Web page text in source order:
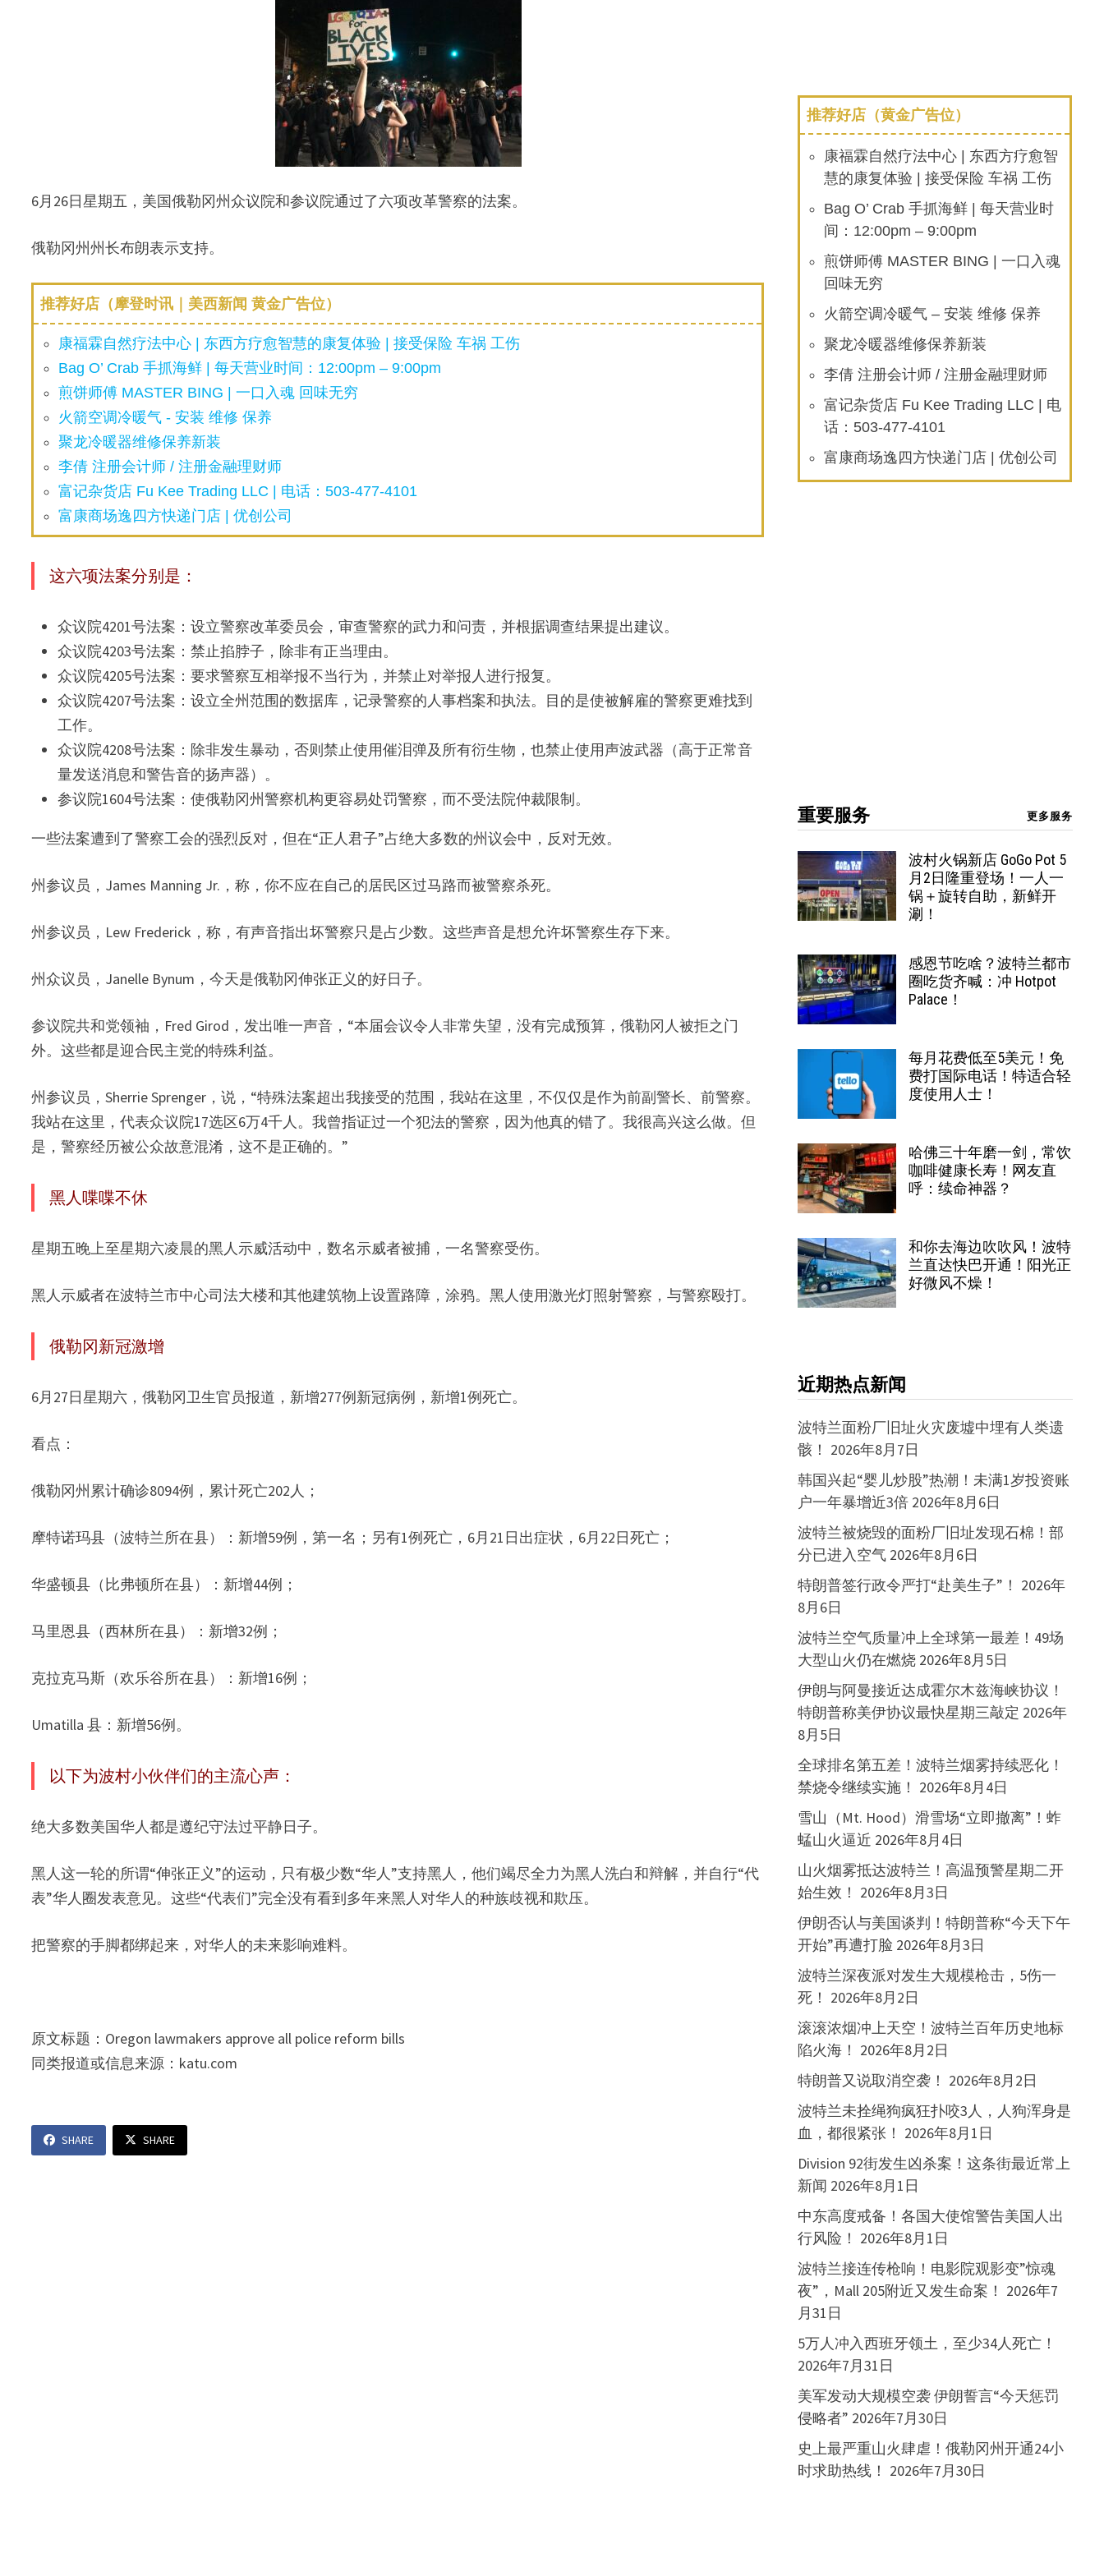
6月26日星期五，美国俄勒冈州众议院和参议院通过了六项改革警察的法案。
俄勒冈州州长布朗表示支持。
推荐好店（摩登时讯｜美西新闻 黄金广告位）
康福霖自然疗法中心 | 东西方疗愈智慧的康复体验 | 接受保险 车祸 工伤
Bag O’ Crab 手抓海鲜 | 每天营业时间：12:00pm – 9:00pm
煎饼师傅 MASTER BING | 一口入魂 回味无穷
火箭空调冷暖气 - 安装 维修 保养
聚龙冷暖器维修保养新装
李倩 注册会计师 / 注册金融理财师
富记杂货店 Fu Kee Trading LLC | 电话：503-477-4101
富康商场逸四方快递门店 | 优创公司
这六项法案分别是：
众议院4201号法案：设立警察改革委员会，审查警察的武力和问责，并根据调查结果提出建议。
众议院4203号法案：禁止掐脖子，除非有正当理由。
众议院4205号法案：要求警察互相举报不当行为，并禁止对举报人进行报复。
众议院4207号法案：设立全州范围的数据库，记录警察的人事档案和执法。目的是使被解雇的警察更难找到
工作。
众议院4208号法案：除非发生暴动，否则禁止使用催泪弹及所有衍生物，也禁止使用声波武器（高于正常音
量发送消息和警告音的扬声器）。
参议院1604号法案：使俄勒冈州警察机构更容易处罚警察，而不受法院仲裁限制。
一些法案遭到了警察工会的强烈反对，但在“正人君子”占绝大多数的州议会中，反对无效。
州参议员，James Manning Jr.，称，你不应在自己的居民区过马路而被警察杀死。
州参议员，Lew Frederick，称，有声音指出坏警察只是占少数。这些声音是想允许坏警察生存下来。
州众议员，Janelle Bynum，今天是俄勒冈伸张正义的好日子。
参议院共和党领袖，Fred Girod，发出唯一声音，“本届会议令人非常失望，没有完成预算，俄勒冈人被拒之门
外。这些都是迎合民主党的特殊利益。
州参议员，Sherrie Sprenger，说，“特殊法案超出我接受的范围，我站在这里，不仅仅是作为前副警长、前警察。
我站在这里，代表众议院17选区6万4千人。我曾指证过一个犯法的警察，因为他真的错了。我很高兴这么做。但
是，警察经历被公众故意混淆，这不是正确的。”
黑人喋喋不休
星期五晚上至星期六凌晨的黑人示威活动中，数名示威者被捕，一名警察受伤。
黑人示威者在波特兰市中心司法大楼和其他建筑物上设置路障，涂鸦。黑人使用激光灯照射警察，与警察殴打。
俄勒冈新冠激增
6月27日星期六，俄勒冈卫生官员报道，新增277例新冠病例，新增1例死亡。
看点：
俄勒冈州累计确诊8094例，累计死亡202人；
摩特诺玛县（波特兰所在县）：新增59例，第一名；另有1例死亡，6月21日出症状，6月22日死亡；
华盛顿县（比弗顿所在县）：新增44例；
马里恩县（西林所在县）：新增32例；
克拉克马斯（欢乐谷所在县）：新增16例；
Umatilla 县：新增56例。
以下为波村小伙伴们的主流心声：
绝大多数美国华人都是遵纪守法过平静日子。
黑人这一轮的所谓“伸张正义”的运动，只有极少数“华人”支持黑人，他们竭尽全力为黑人洗白和辩解，并自行“代
表”华人圈发表意见。这些“代表们”完全没有看到多年来黑人对华人的种族歧视和欺压。
把警察的手脚都绑起来，对华人的未来影响难料。
原文标题：Oregon lawmakers approve all police reform bills
同类报道或信息来源：katu.com
SHARE SHARE
推荐好店（黄金广告位）
康福霖自然疗法中心 | 东西方疗愈智
慧的康复体验 | 接受保险 车祸 工伤
Bag O’ Crab 手抓海鲜 | 每天营业时
间：12:00pm – 9:00pm
煎饼师傅 MASTER BING | 一口入魂
回味无穷
火箭空调冷暖气 – 安装 维修 保养
聚龙冷暖器维修保养新装
李倩 注册会计师 / 注册金融理财师
富记杂货店 Fu Kee Trading LLC | 电
话：503-477-4101
富康商场逸四方快递门店 | 优创公司
重要服务 更多服务
波村火锅新店 GoGo Pot 5
月2日隆重登场！一人一
锅＋旋转自助，新鲜开
涮！
感恩节吃啥？波特兰都市
圈吃货齐喊：冲 Hotpot
Palace！
每月花费低至5美元！免
费打国际电话！特适合轻
度使用人士！
哈佛三十年磨一剑，常饮
咖啡健康长寿！网友直
呼：续命神器？
和你去海边吹吹风！波特
兰直达快巴开通！阳光正
好微风不燥！
近期热点新闻
波特兰面粉厂旧址火灾废墟中埋有人类遗
骸！ 2026年8月7日
韩国兴起“婴儿炒股”热潮！未满1岁投资账
户一年暴增近3倍 2026年8月6日
波特兰被烧毁的面粉厂旧址发现石棉！部
分已进入空气 2026年8月6日
特朗普签行政令严打“赴美生子”！ 2026年
8月6日
波特兰空气质量冲上全球第一最差！49场
大型山火仍在燃烧 2026年8月5日
伊朗与阿曼接近达成霍尔木兹海峡协议！
特朗普称美伊协议最快星期三敲定 2026年
8月5日
全球排名第五差！波特兰烟雾持续恶化！
禁烧令继续实施！ 2026年8月4日
雪山（Mt. Hood）滑雪场“立即撤离”！蚱
蜢山火逼近 2026年8月4日
山火烟雾抵达波特兰！高温预警星期二开
始生效！ 2026年8月3日
伊朗否认与美国谈判！特朗普称“今天下午
开始”再遭打脸 2026年8月3日
波特兰深夜派对发生大规模枪击，5伤一
死！ 2026年8月2日
滚滚浓烟冲上天空！波特兰百年历史地标
陷火海！ 2026年8月2日
特朗普又说取消空袭！ 2026年8月2日
波特兰未拴绳狗疯狂扑咬3人，人狗浑身是
血，都很紧张！ 2026年8月1日
Division 92街发生凶杀案！这条街最近常上
新闻 2026年8月1日
中东高度戒备！各国大使馆警告美国人出
行风险！ 2026年8月1日
波特兰接连传枪响！电影院观影变”惊魂
夜”，Mall 205附近又发生命案！ 2026年7
月31日
5万人冲入西班牙领土，至少34人死亡！
2026年7月31日
美军发动大规模空袭 伊朗誓言“今天惩罚
侵略者” 2026年7月30日
史上最严重山火肆虐！俄勒冈州开通24小
时求助热线！ 2026年7月30日